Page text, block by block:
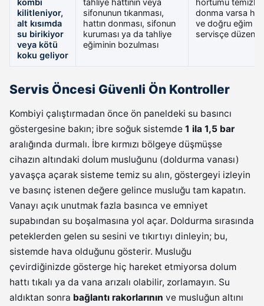
kombi
kilitleniyor,
alt kısımda
su birikiyor
veya kötü
koku geliyor
tahliye hattının veya
sifonunun tıkanması,
hattın donması, sifonun
kuruması ya da tahliye
eğiminin bozulması
hortumu
donma varsa
ve doğru eğim
servisçe
Servis Öncesi Güvenli Ön Kontroller
Kombiyi çalıştırmadan önce ön paneldeki su basıncı
göstergesine bakın; ibre soğuk sistemde 1 ila 1,5 bar
aralığında durmalı. İbre kırmızı bölgeye düşmüşse
cihazın altındaki dolum musluğunu (doldurma vanası)
yavaşça açarak sisteme temiz su alın, göstergeyi izleyin
ve basınç istenen değere gelince musluğu tam kapatın.
Vanayı açık unutmak fazla basınca ve emniyet
supabından su boşalmasına yol açar. Doldurma sırasında
peteklerden gelen su sesini ve tıkırtıyı dinleyin; bu,
sistemde hava olduğunu gösterir. Musluğu
çevirdiğinizde gösterge hiç hareket etmiyorsa dolum
hattı tıkalı ya da vana arızalı olabilir, zorlamayın. Su
aldıktan sonra bağlantı rakorlarının ve musluğun altını